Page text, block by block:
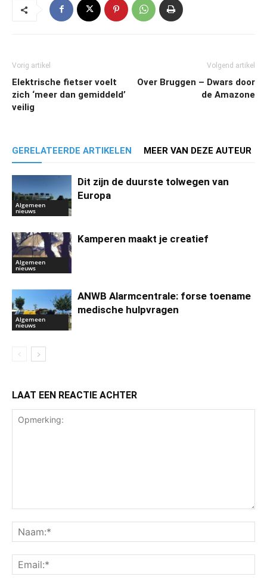
Vorig artikel
Elektrische fietser voelt
zich ‘meer dan gemiddeld’
veilig
Volgend artikel
Over Bruggen – Dwars door
de Amazone
GERELATEERDE ARTIKELEN MEER VAN DEZE AUTEUR
Algemeen
nieuws
Dit zijn de duurste tolwegen van
Europa
Algemeen
nieuws
Kamperen maakt je creatief
Algemeen
nieuws
ANWB Alarmcentrale: forse toename
medische hulpvragen
LAAT EEN REACTIE ACHTER